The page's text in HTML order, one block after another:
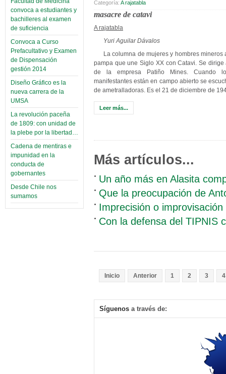
convoca a estudiantes y
bachilleres al examen
de suficiencia
Convoca a Curso
Prefacultativo y Examen
de Dispensación
gestión 2014
Diseño Gráfico es la
nueva carrera de la
UMSA
La revolución paceña
de 1809: con unidad de
la plebe por la libertad…
Cadena de mentiras e
impunidad en la
conducta de
gobernantes
Desde Chile nos
sumamos
Categoría: A rajatabla
masacre de catavi
A rajatabla
Yuri Aguilar Dávalos
La columna de mujeres y hombres mineros
pampa que une Siglo XX con Catavi. Se dirige
de la empresa Patiño Mines. Cuando
manifestantes están en campo abierto se
de ametralladoras. Es el 21 de diciembre de
Leer más...
Más artículos...
Un año más en Alasita
Que la preocupación de
Imprecisión o
Con la defensa del TIPNIS
Inicio Anterior 1 2 3 4
Síguenos a través de: